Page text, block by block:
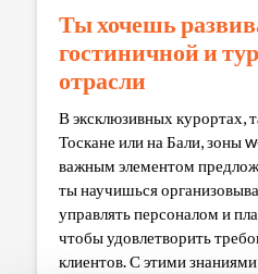
Ты хочешь
гостиничной и
отрасли
В эксклюзивных курортах,
Тоскане или на Бали, зоны
важным элементом
ты научишься
управлять персоналом и
чтобы удовлетворить
клиентов. С этими